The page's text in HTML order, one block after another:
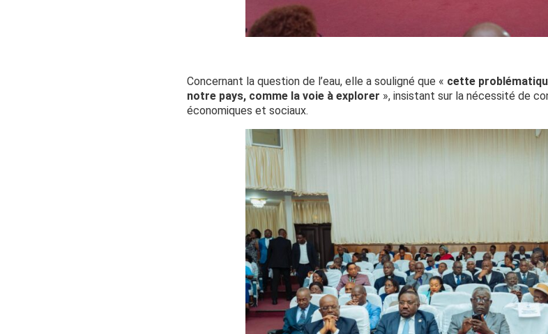
Concernant la question de l’eau, elle a souligné que « cette
notre pays, comme la voie à explorer », insistant sur la nécessité de
économiques et sociaux.